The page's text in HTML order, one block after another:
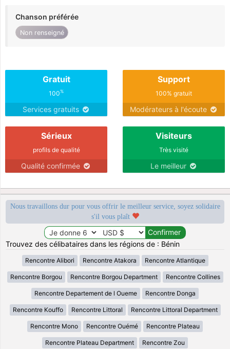
Chanson préférée
Non renseigné
Gratuit
100%
Services gratuits
Support
100% gratuit
Modérateurs à l'écoute
Sérieux
profils de qualité
Qualité confirmée
Visiteurs
Très visité
Le meilleur
Nous travaillons dur pour vous offrir le meilleur service, soyez solidaire
s'il vous plaît
Trouvez des célibataires dans les régions de : Bénin
Rencontre Alibori Rencontre Atakora Rencontre Atlantique
Rencontre Borgou Rencontre Borgou Department Rencontre Collines
Rencontre Departement de l Oueme Rencontre Donga
Rencontre Kouffo Rencontre Littoral Rencontre Littoral Department
Rencontre Mono Rencontre Ouémé Rencontre Plateau
Rencontre Plateau Department Rencontre Zou